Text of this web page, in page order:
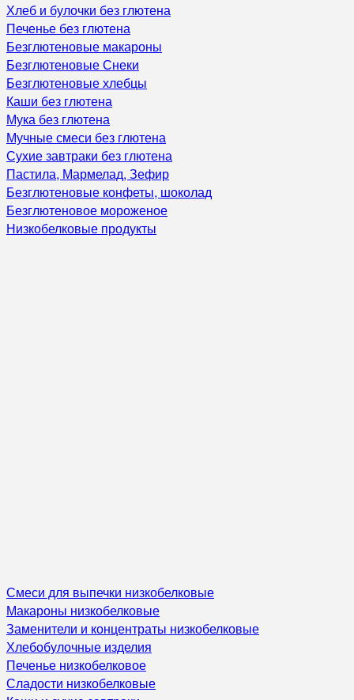
Хлеб и булочки без глютена
Печенье без глютена
Безглютеновые макароны
Безглютеновые Снеки
Безглютеновые хлебцы
Каши без глютена
Мука без глютена
Мучные смеси без глютена
Сухие завтраки без глютена
Пастила, Мармелад, Зефир
Безглютеновые конфеты, шоколад
Безглютеновое мороженое
Низкобелковые продукты
Смеси для выпечки низкобелковые
Макароны низкобелковые
Заменители и концентраты низкобелковые
Хлебобулочные изделия
Печенье низкобелковое
Сладости низкобелковые